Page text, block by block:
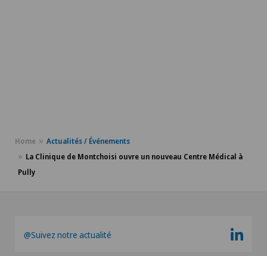
Home
Actualités / Événements
La Clinique de Montchoisi ouvre un nouveau Centre Médical à
Pully
@Suivez notre actualité